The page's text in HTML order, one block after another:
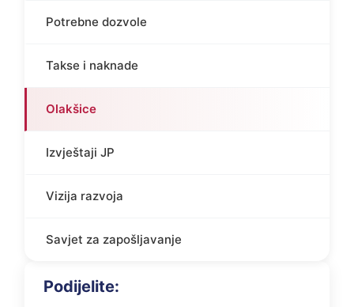
Potrebne dozvole
Takse i naknade
Olakšice
Izvještaji JP
Vizija razvoja
Savjet za zapošljavanje
Podijelite: